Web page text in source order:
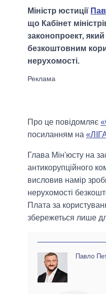
Міністр юстиції
що Кабінет
законопроект,
безкоштовним
нерухомості.
Про це повідомляє
посиланням на
Глава Мін'юсту на
антикорупційного
висловив намір
нерухомості
Плата за
збережеться лише
Павло